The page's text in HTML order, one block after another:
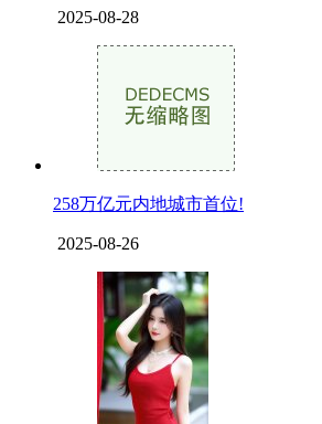
2025-08-28
258万亿元内地城市首位!
2025-08-26